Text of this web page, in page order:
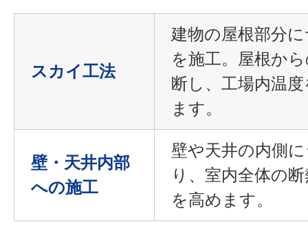
スカイ工法
建物の屋根部分
を施工。屋根か
断し、工場内温
ます。
壁・天井内部
への施工
壁や天井の内側
り、室内全体の
を高めます。